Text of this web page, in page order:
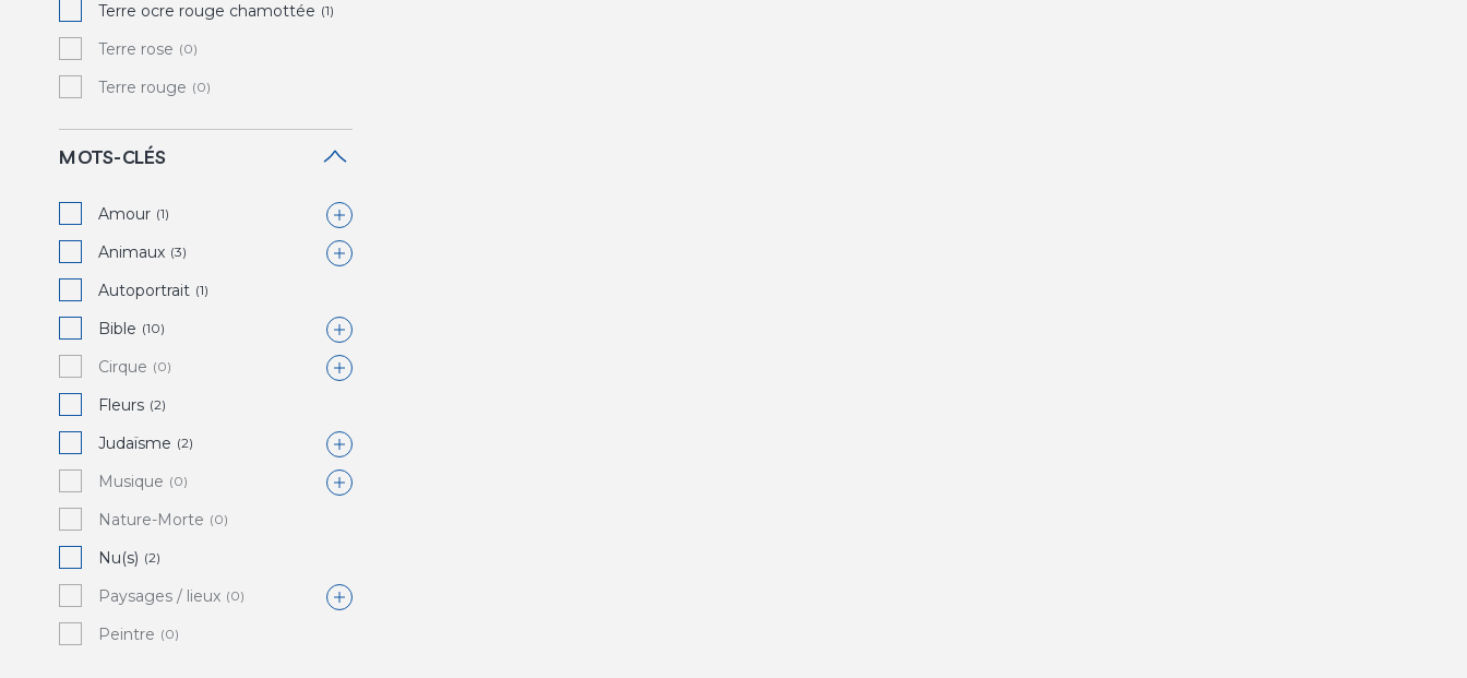
Terre ocre rouge chamottée (1)
Terre rose (0)
Terre rouge (0)
MOTS-CLÉS
Amour (1)
Baiser (0)
Couple / amoureux
Mariage / noce
Animaux (3)
Âne (0)
Bouc / chèvre
Cheval
Coq (2)
OIseau (1)
Poisson
Vache (0)
Autoportrait (1)
Bible (10)
Adam et Eve
Crucifixion
Descente de croix
Paradis / Jardin d'Eden
Sacrifice d'Abraham
Sainte famille
Cirque (0)
Clown
Fleurs (2)
Judaïsme (2)
Shofar (0)
Musique (0)
Lyre (0)
Nature-Morte (0)
Nu(s) (2)
Paysages / lieux (0)
Grèce
Peintre (0)